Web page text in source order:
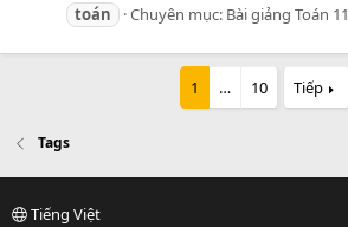
toán
Chuyên mục: Bài giảng Toán 11
1 … 10 Tiếp
Tags
Tiếng Việt